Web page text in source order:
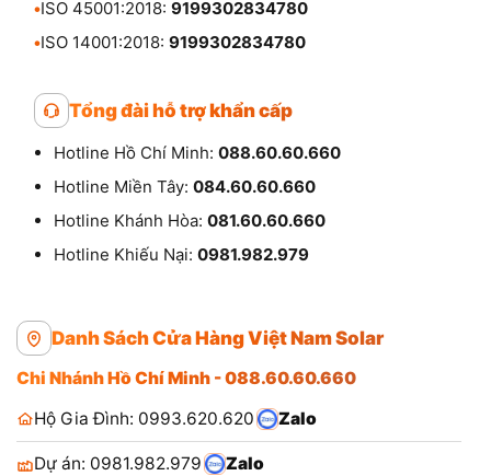
•ISO 45001:2018: 9199302834780
•ISO 14001:2018: 9199302834780
Tổng đài hỗ trợ khẩn cấp
Hotline Hồ Chí Minh: 088.60.60.660
Hotline Miền Tây: 084.60.60.660
Hotline Khánh Hòa: 081.60.60.660
Hotline Khiếu Nại: 0981.982.979
Danh Sách Cửa Hàng Việt Nam Solar
Chi Nhánh Hồ Chí Minh - 088.60.60.660
Hộ Gia Đình: 0993.620.620
Zalo
Dự án: 0981.982.979 Zalo